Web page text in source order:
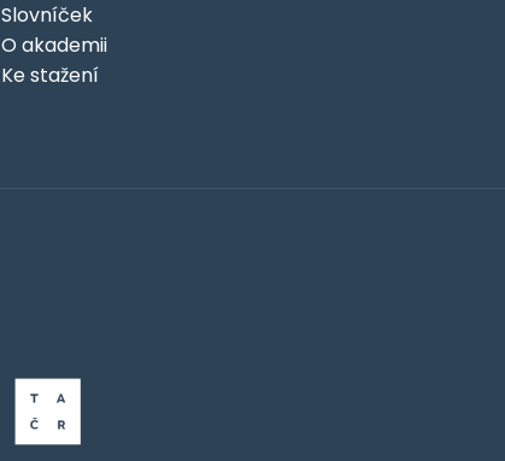
Slovníček
O akademii
Ke stažení